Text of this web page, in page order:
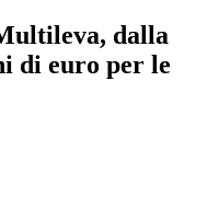
dalla
di euro per le